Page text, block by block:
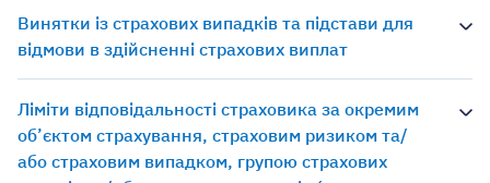
Винятки із страхових випадків та підстави для
відмови в здійсненні страхових виплат
Ліміти відповідальності страховика за окремим
об’єктом страхування, страховим ризиком та/
або страховим випадком, групою страхових